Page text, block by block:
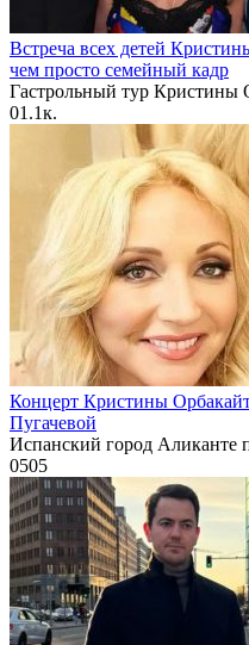
Встреча всех детей
чем просто семейный кадр
Гастрольный тур Кристины
01.1к.
Концерт Кристины
Пугачевой
Испанский город Аликанте
0505